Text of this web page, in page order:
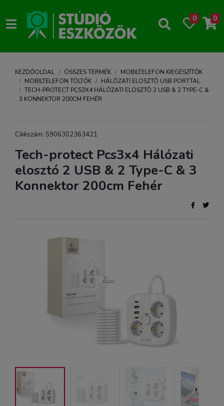
0 0
KEZDŐOLDAL ÖSSZES TERMÉK
MOBILTELEFON KIEGÉSZÍTŐK
MOBILTELEFON TÖLTŐK
HÁLÓZATI ELOSZTÓ USB PORTTAL
TECH-PROTECT PCS3X4 HÁLÓZATI ELOSZTÓ 2 USB & 2 TYPE-C &
3 KONNEKTOR 200CM FEHÉR
Cikkszám: 5906302363421
Tech-protect Pcs3x4 Hálózati
elosztó 2 USB & 2 Type-C & 3
Konnektor 200cm Fehér